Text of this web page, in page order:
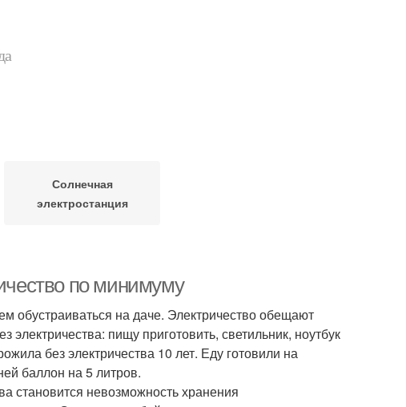
Солнечная
электростанция
по минимуму
обустраиваться на даче. Электричество обещают
пищу приготовить, светильник, ноутбук
без электричества 10 лет. Еду готовили на
баллон на 5 литров.
становится невозможность хранения